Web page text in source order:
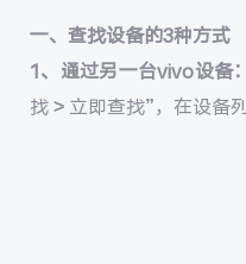
一、查找设备的3种方式
1、通过另一台vivo设备：
找 > 立即查找”，在设备